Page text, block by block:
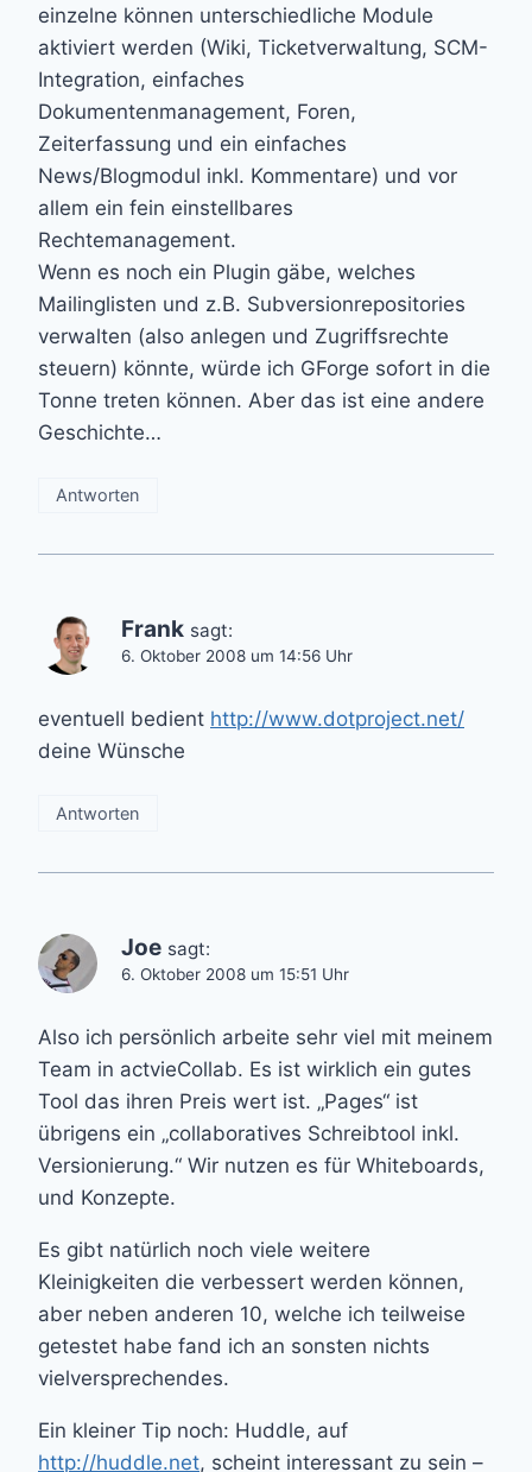
einzelne können unterschiedliche Module
aktiviert werden (Wiki, Ticketverwaltung, SCM-
Integration, einfaches
Dokumentenmanagement, Foren,
Zeiterfassung und ein einfaches
News/Blogmodul inkl. Kommentare) und vor
allem ein fein einstellbares
Rechtemanagement.
Wenn es noch ein Plugin gäbe, welches
Mailinglisten und z.B. Subversionrepositories
verwalten (also anlegen und Zugriffsrechte
steuern) könnte, würde ich GForge sofort in die
Tonne treten können. Aber das ist eine andere
Geschichte…
Antworten
Frank sagt:
6. Oktober 2008 um 14:56 Uhr
eventuell bedient http://www.dotproject.net/
deine Wünsche
Antworten
Joe sagt:
6. Oktober 2008 um 15:51 Uhr
Also ich persönlich arbeite sehr viel mit meinem
Team in actvieCollab. Es ist wirklich ein gutes
Tool das ihren Preis wert ist. „Pages“ ist
übrigens ein „collaboratives Schreibtool inkl.
Versionierung.“ Wir nutzen es für Whiteboards,
und Konzepte.
Es gibt natürlich noch viele weitere
Kleinigkeiten die verbessert werden können,
aber neben anderen 10, welche ich teilweise
getestet habe fand ich an sonsten nichts
vielversprechendes.
Ein kleiner Tip noch: Huddle, auf
http://huddle.net, scheint interessant zu sein –